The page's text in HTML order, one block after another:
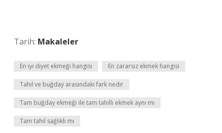
Tarih: Makaleler
En iyi diyet ekmeği hangisi En zararsız ekmek hangisi
Tahıl ve buğday arasındaki fark nedir
Tam buğday ekmeği ile tam tahıllı ekmek aynı mı
Tam tahıl sağlıklı mı